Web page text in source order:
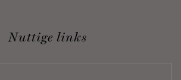
Nuttige links